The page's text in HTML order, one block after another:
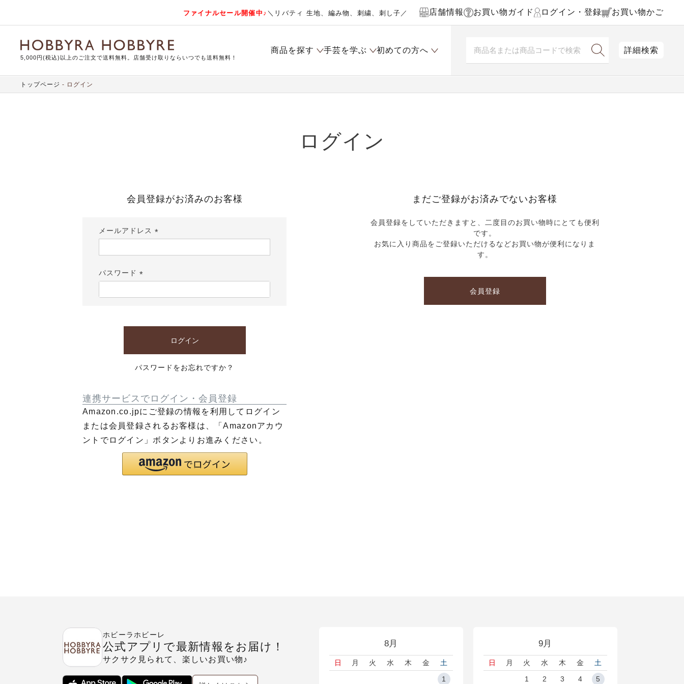
ファイナルセール開催中♪ ＼リバティ 生地、編み物、刺繍、刺し子／ 店舗情報 お買い物ガイド ログイン・登録 お買い物かご
5,000円(税込)以上のご注文で送料無料。店舗受け取りならいつでも送料無料！
商品を探す 手芸を学ぶ 初めての方へ 詳細検索
トップページ ログイン
ログイン
会員登録がお済みのお客様
メールアドレス
須)
パスワード
須)
ログイン
パスワードをお忘れですか？
連携サービスでログイン・会員登録
Amazon.co.jpにご登録の情報を利用してログイン
または会員登録されるお客様は、「Amazonアカウ
ントでログイン」ボタンよりお進みください。
まだご登録がお済みでないお客様
会員登録をしていただきますと、二度目のお買い物時にとても便利
です。
お気に入り商品をご登録いただけるなどお買い物が便利になりま
す。
会員登録
8月
日 月 火 水 木 金
土
1
9月
日 月 火 水 木 金
土
1
2 3 4 5
ホビーラホビーレ
公式アプリで最新情報をお届け！
サクサク見られて、楽しいお買い物♪